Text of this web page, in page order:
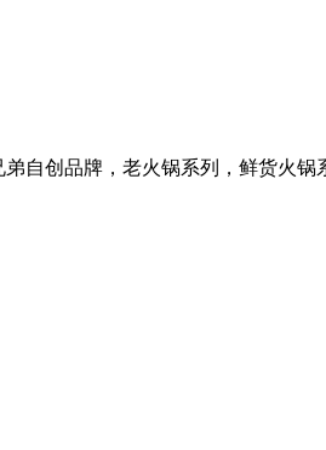
自创品牌，老火锅系列，鲜货火